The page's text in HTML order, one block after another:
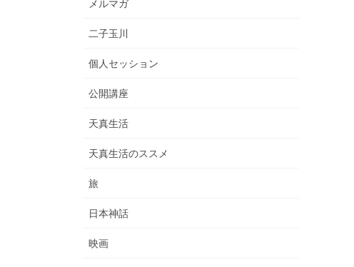
メルマガ
二子玉川
個人セッション
公開講座
天真生活
天真生活のススメ
旅
日本神話
映画